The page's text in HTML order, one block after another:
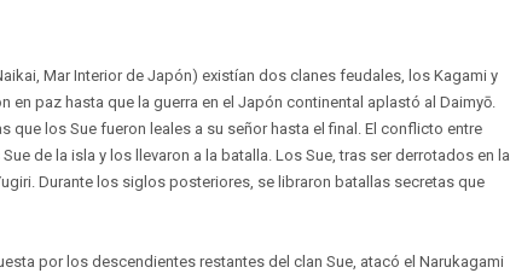
Mar Interior de Japón) existían dos clanes feudales, los Kagami y
en paz hasta que la guerra en el Japón continental aplastó al Daimyō.
que los Sue fueron leales a su señor hasta el final. El conflicto entre
de la isla y los llevaron a la batalla. Los Sue, tras ser derrotados en la
Durante los siglos posteriores, se libraron batallas secretas que
por los descendientes restantes del clan Sue, atacó el Narukagami